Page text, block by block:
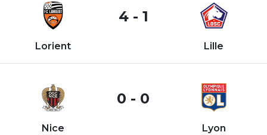
Lorient
4 - 1
Lille
Nice
0 - 0
Lyon